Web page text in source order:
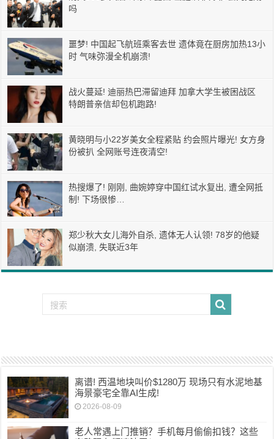
吗
噩梦! 中国起飞航班乘客去世 遗体竟在厨房加热13小
时 气味弥漫全机崩溃!
战火蔓延! 迪丽热巴滞留迪拜 加拿大学生被困战区
特朗普亲信却包机跑路!
黄晓明与小22岁美女全程紧贴 约会照片曝光! 女方身
份被扒 全网账号连夜清空!
热搜爆了! 刚刚, 曲婉婷穿中国红试水复出, 遭全网抵
制! 下场很惨…
郑少秋大女儿海外自杀, 遗体无人认领! 78岁的他疑
似崩溃, 失联近3年
离谱! 西温地块叫价$1280万 现场只有水泥地基
海景豪宅全靠AI生成!
2026-08-09
老人常遇上门推销？手机每月偷偷扣钱？这些